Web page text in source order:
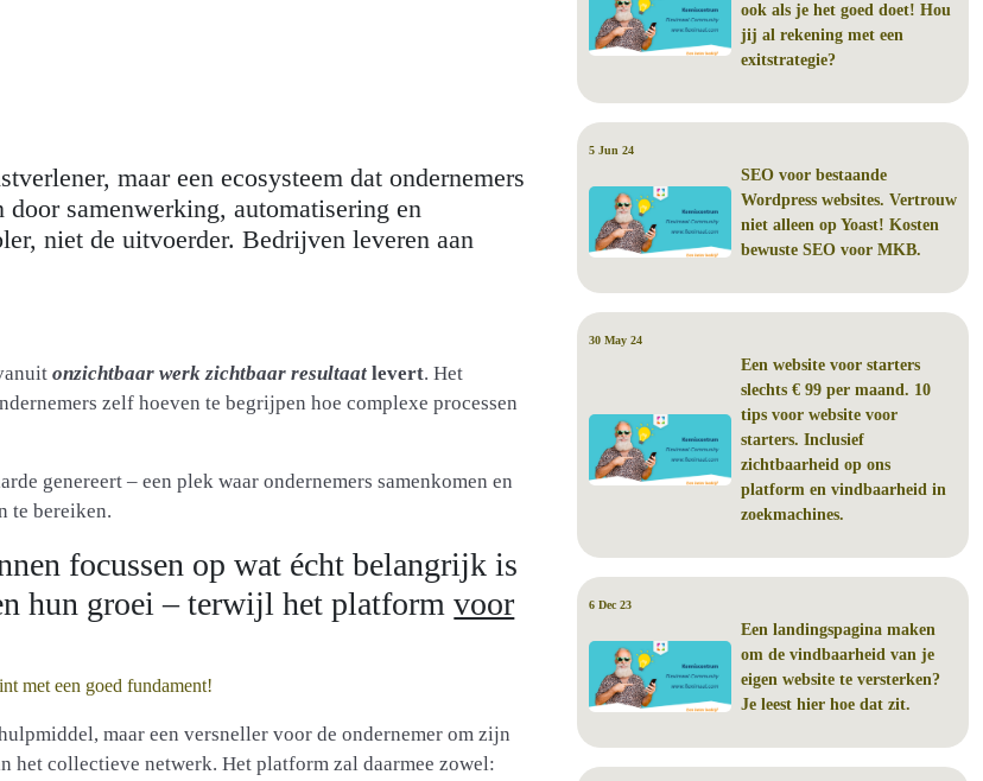
maar een ecosysteem dat ondernemers
samenwerking, automatisering en
niet de uitvoerder. Bedrijven leveren aan
onzichtbaar werk zichtbaar resultaat levert. Het
zelf hoeven te begrijpen hoe complexe processen
genereert – een plek waar ondernemers samenkomen en
te bereiken.
focussen op wat écht belangrijk is
hun groei – terwijl het platformvoor
met een goed fundament!
maar een versneller voor de ondernemer om zijn
het collectieve netwerk. Het platform zal daarmee zowel:
ook als je het goed doet! Hou
jij al rekening met een
exitstrategie?
5 Jun 24
SEO voor bestaande
Wordpress websites. Vertrouw
niet alleen op Yoast! Kosten
bewuste SEO voor MKB.
30 May 24
Een website voor starters
slechts € 99 per maand. 10
tips voor website voor
starters. Inclusief
zichtbaarheid op ons
platform en vindbaarheid in
zoekmachines.
6 Dec 23
Een landingspagina maken
om de vindbaarheid van je
eigen website te versterken?
Je leest hier hoe dat zit.